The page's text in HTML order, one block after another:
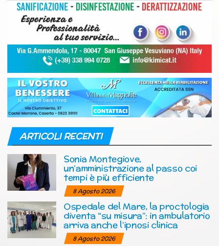
ARTICOLI RECENTI
Sonia Montegiove,
un’amministrazione al passo coi
tempi è più efficiente
8 Agosto 2026
Ospedale del Mare, la proctologia
diventa “su misura”: in ambulatorio
arriva anche l’ipnosi clinica
8 Agosto 2026